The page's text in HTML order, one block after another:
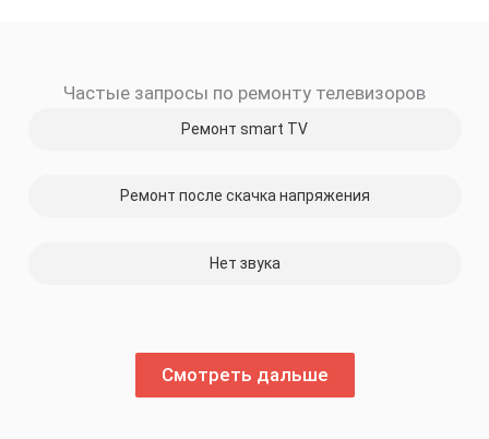
Частые запросы по ремонту телевизоров
Ремонт smart TV
Ремонт после скачка напряжения
Нет звука
Смотреть дальше
скидку
30%